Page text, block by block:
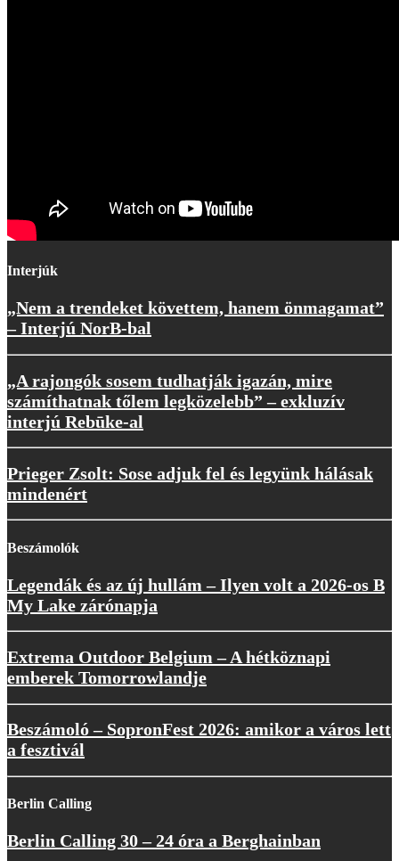
Interjúk
„Nem a trendeket követtem, hanem önmagamat”
– Interjú NorB-bal
„A rajongók sosem tudhatják igazán, mire
számíthatnak tőlem legközelebb” – exkluzív
interjú Rebūke-al
Prieger Zsolt: Sose adjuk fel és legyünk hálásak
mindenért
Beszámolók
Legendák és az új hullám – Ilyen volt a 2026-os B
My Lake zárónapja
Extrema Outdoor Belgium – A hétköznapi
emberek Tomorrowlandje
Beszámoló – SopronFest 2026: amikor a város lett
a fesztivál
Berlin Calling
Berlin Calling 30 – 24 óra a Berghainban